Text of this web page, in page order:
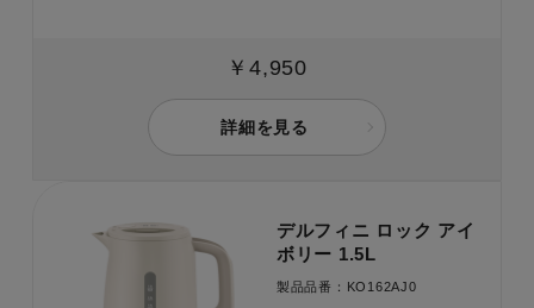
￥4,950
詳細を見る
デルフィニ ロック アイ
ボリー 1.5L
製品品番：KO162AJ0